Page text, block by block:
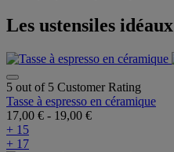
Les ustensiles idéaux
5 out of 5 Customer Rating
Tasse à espresso en céramique
17,00 € - 19,00 €
+ 15
+ 17